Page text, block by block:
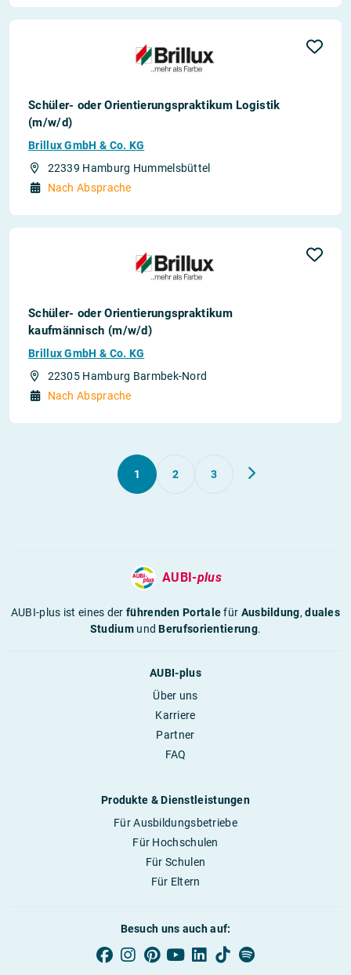
Schüler- oder Orientierungspraktikum Logistik
(m/w/d)
Brillux GmbH & Co. KG
22339 Hamburg Hummelsbüttel
Nach Absprache
Schüler- oder Orientierungspraktikum
kaufmännisch (m/w/d)
Brillux GmbH & Co. KG
22305 Hamburg Barmbek-Nord
Nach Absprache
1 2 3
AUBI-plus
AUBI-plus ist eines derführenden Portalefür Ausbildung,duales
StudiumundBerufsorientierung.
AUBI-plus
Über uns
Karriere
Partner
FAQ
Produkte & Dienstleistungen
Für Ausbildungsbetriebe
Für Hochschulen
Für Schulen
Für Eltern
Besuch uns auch auf: